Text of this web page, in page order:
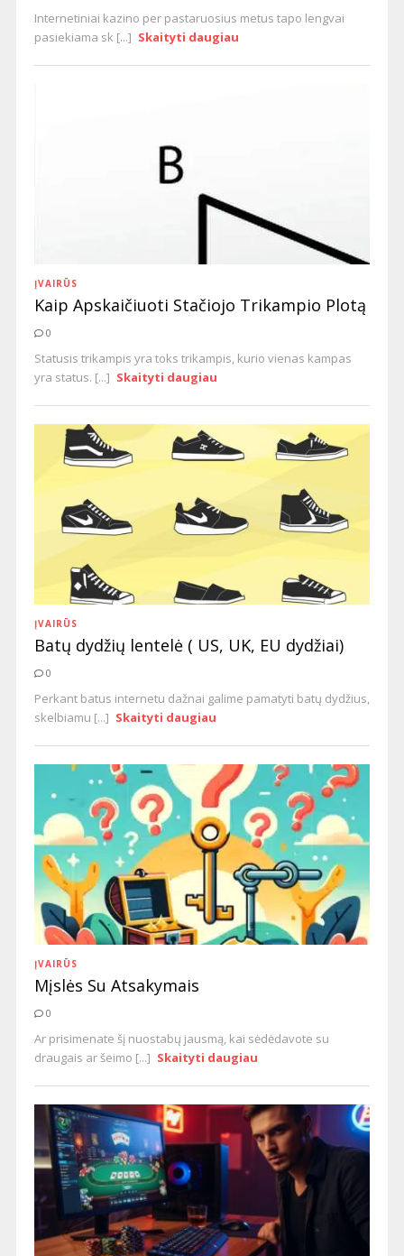
Internetiniai kazino per pastaruosius metus tapo lengvai
pasiekiama sk [...] Skaityti daugiau
ĮVAIRŪS
Kaip Apskaičiuoti Stačiojo Trikampio Plotą
0
Statusis trikampis yra toks trikampis, kurio vienas kampas
yra status. [...] Skaityti daugiau
ĮVAIRŪS
Batų dydžių lentelė ( US, UK, EU dydžiai)
0
Perkant batus internetu dažnai galime pamatyti batų dydžius,
skelbiamu [...] Skaityti daugiau
ĮVAIRŪS
Mįslės Su Atsakymais
0
Ar prisimenate šį nuostabų jausmą, kai sėdėdavote su
draugais ar šeimo [...] Skaityti daugiau